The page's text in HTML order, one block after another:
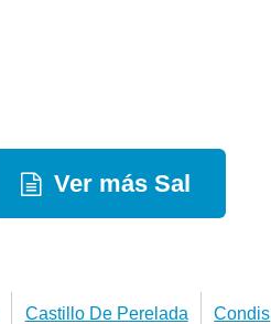
Ver más Sal
Castillo De Perelada Condis